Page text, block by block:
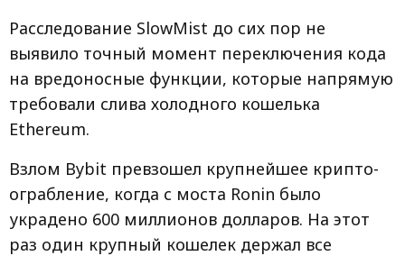
Расследование SlowMist до сих пор не
выявило точный момент переключения кода
на вредоносные функции, которые напрямую
требовали слива холодного кошелька
Ethereum.
Взлом Bybit превзошел крупнейшее крипто-
ограбление, когда с моста Ronin было
украдено 600 миллионов долларов. На этот
раз один крупный кошелек держал все